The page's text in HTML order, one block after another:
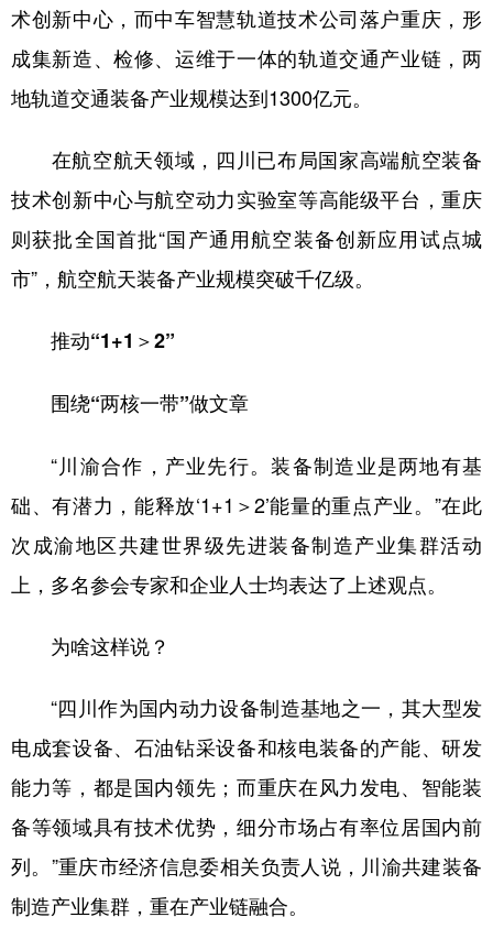
术创新中心，而中车智慧轨道技术公司落户重庆，形
成集新造、检修、运维于一体的轨道交通产业链，两
地轨道交通装备产业规模达到1300亿元。
在航空航天领域，四川已布局国家高端航空装备
技术创新中心与航空动力实验室等高能级平台，重庆
则获批全国首批“国产通用航空装备创新应用试点城
市”，航空航天装备产业规模突破千亿级。
推动“1+1＞2”
围绕“两核一带”做文章
“川渝合作，产业先行。装备制造业是两地有基
础、有潜力，能释放‘1+1＞2’能量的重点产业。”在此
次成渝地区共建世界级先进装备制造产业集群活动
上，多名参会专家和企业人士均表达了上述观点。
为啥这样说？
“四川作为国内动力设备制造基地之一，其大型发
电成套设备、石油钻采设备和核电装备的产能、研发
能力等，都是国内领先；而重庆在风力发电、智能装
备等领域具有技术优势，细分市场占有率位居国内前
列。”重庆市经济信息委相关负责人说，川渝共建装备
制造产业集群，重在产业链融合。